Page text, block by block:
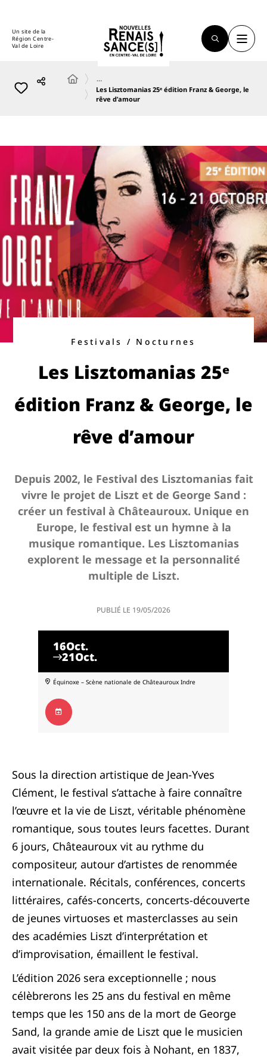
Un site de la
Région Centre-
Val de Loire
…
Les Lisztomanias 25ᵉ édition Franz & George, le
rêve d’amour
Festivals / Nocturnes
Les Lisztomanias 25ᵉ
édition Franz & George, le
rêve d’amour
Depuis 2002, le Festival des Lisztomanias fait
vivre le projet de Liszt et de George Sand :
créer un festival à Châteauroux. Unique en
Europe, le festival est un hymne à la
musique romantique. Les Lisztomanias
explorent le message et la personnalité
multiple de Liszt.
PUBLIÉ LE 19/05/2026
16Oct.
21Oct.
Équinoxe – Scène nationale de Châteauroux Indre
Sous la direction artistique de Jean-Yves
Clément, le festival s’attache à faire connaître
l’œuvre et la vie de Liszt, véritable phénomène
romantique, sous toutes leurs facettes. Durant
6 jours, Châteauroux vit au rythme du
compositeur, autour d’artistes de renommée
internationale. Récitals, conférences, concerts
littéraires, cafés-concerts, concerts-découverte
de jeunes virtuoses et masterclasses au sein
des académies Liszt d’interprétation et
d’improvisation, émaillent le festival.
L’édition 2026 sera exceptionnelle ; nous
célèbrerons les 25 ans du festival en même
temps que les 150 ans de la mort de George
Sand, la grande amie de Liszt que le musicien
avait visitée par deux fois à Nohant, en 1837,